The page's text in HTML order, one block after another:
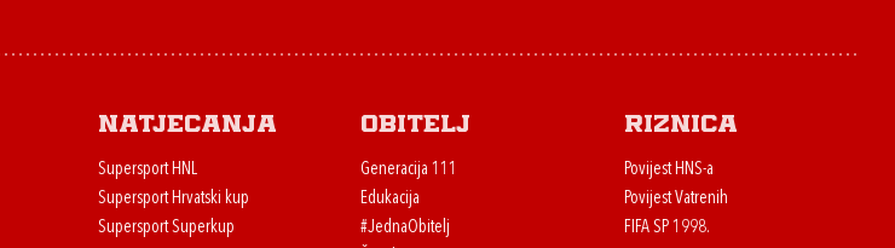
Natjecanja
Supersport HNL
Supersport Hrvatski kup
Supersport Superkup
Obitelj
Generacija 111
Edukacija
#JednaObitelj
Riznica
Povijest HNS-a
Povijest Vatrenih
FIFA SP 1998.